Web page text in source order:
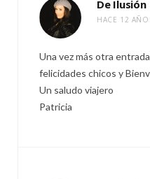
De Ilusión
HACE 12
Una vez más otra
felicidades chicos y
Un saludo viajero
Patricia